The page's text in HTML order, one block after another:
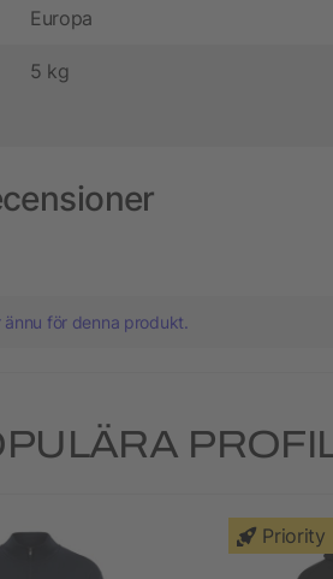
Europa
5 kg
ännu för denna produkt.
Priority